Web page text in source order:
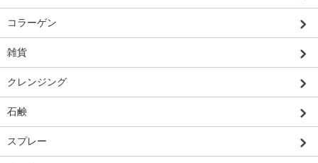
コラーゲン
雑貨
クレンジング
石鹸
スプレー